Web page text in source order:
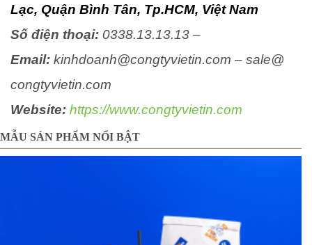
Lạc, Quận Bình Tân, Tp.HCM, Việt Nam
Số điện thoại: 0338.13.13.13 –
Email: kinhdoanh@congtyvietin.com – sale@
congtyvietin.com
Website: https://www.congtyvietin.com
MẪU SẢN PHẨM NỔI BẬT